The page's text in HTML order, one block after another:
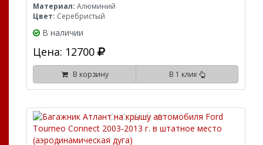
Материал: Алюминий
Цвет: Серебристый
В наличии
Цена: 12700
В корзину В 1 клик